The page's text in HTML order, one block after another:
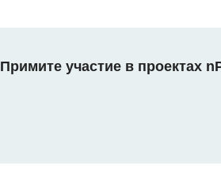
Примите участие в проектах